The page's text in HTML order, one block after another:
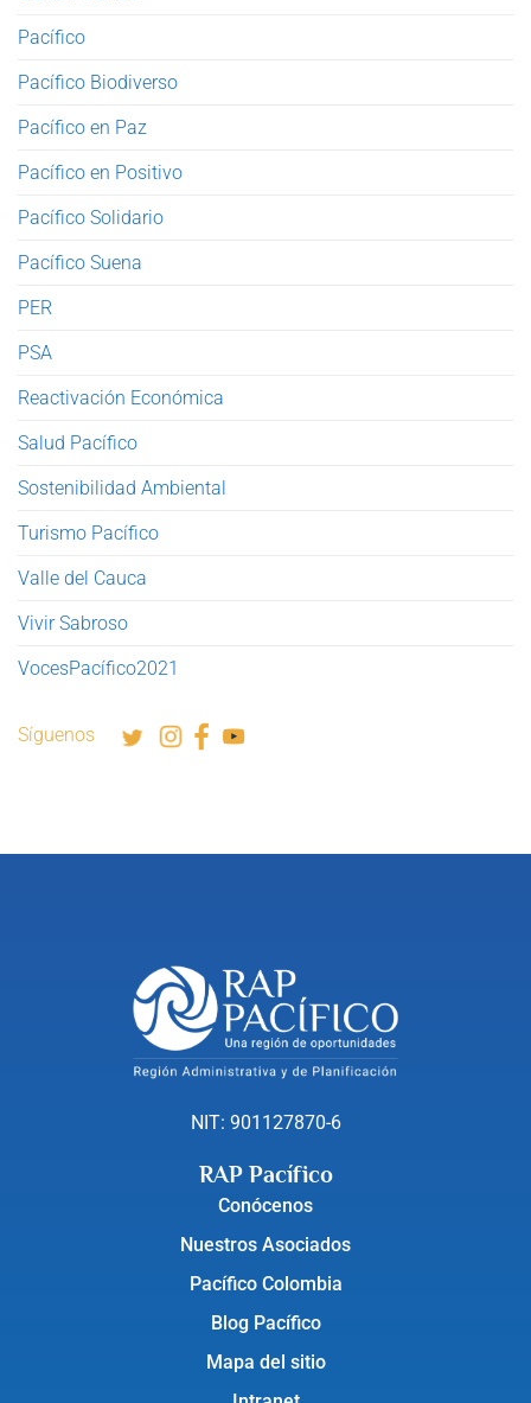
Pacífico
Pacífico Biodiverso
Pacífico en Paz
Pacífico en Positivo
Pacífico Solidario
Pacífico Suena
PER
PSA
Reactivación Económica
Salud Pacífico
Sostenibilidad Ambiental
Turismo Pacífico
Valle del Cauca
Vivir Sabroso
VocesPacífico2021
Síguenos
NIT: 901127870-6
RAP Pacífico
Conócenos
Nuestros Asociados
Pacífico Colombia
Blog Pacífico
Mapa del sitio